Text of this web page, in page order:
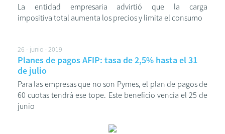
La entidad empresaria advirtió que la carga
impositiva total aumenta los precios y limita el consumo
26 - junio - 2019
Planes de pagos AFIP: tasa de 2,5% hasta el 31
de julio
Para las empresas que no son Pymes, el plan de pagos de
60 cuotas tendrá ese tope. Este beneficio vencía el 25 de
junio